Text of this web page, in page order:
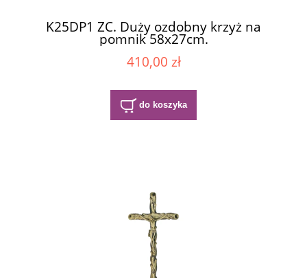
K25DP1 ZC. Duży ozdobny krzyż na
pomnik 58x27cm.
410,00 zł
do koszyka